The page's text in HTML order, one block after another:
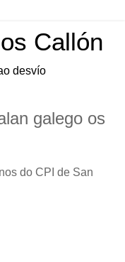
Callón
desvío
galego os
do CPI de San